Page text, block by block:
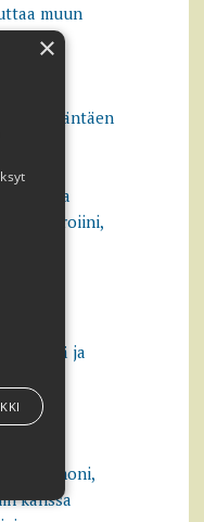
muun
on kääntäen
ja
Heroiini,
sykettä ja
ja hormoni,
kanssa
×